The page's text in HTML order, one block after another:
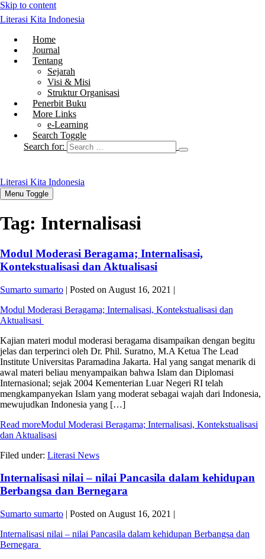
Skip to content
Literasi Kita Indonesia
Home
Journal
Tentang
Sejarah
Visi & Misi
Struktur Organisasi
Penerbit Buku
More Links
e-Learning
Search Toggle
Search for:
Literasi Kita Indonesia
Menu Toggle
Tag: Internalisasi
Modul Moderasi Beragama; Internalisasi,
Kontekstualisasi dan Aktualisasi
Sumarto sumarto | Posted on August 16, 2021 |
Modul Moderasi Beragama; Internalisasi, Kontekstualisasi dan
Aktualisasi
Kajian materi modul moderasi beragama disampaikan dengan begitu
jelas dan terperinci oleh Dr. Phil. Suratno, M.A Ketua The Lead
Institute Universitas Paramadina Jakarta. Hal yang sangat menarik di
awal materi beliau menyampaikan bahwa Islam dan Diplomasi
Internasional; sejak 2004 Kementerian Luar Negeri RI telah
mengkampanyekan Islam yang moderat sebagai wajah dari Indonesia,
mewujudkan Indonesia yang […]
Read moreModul Moderasi Beragama; Internalisasi, Kontekstualisasi
dan Aktualisasi
Filed under: Literasi News
Internalisasi nilai – nilai Pancasila dalam kehidupan
Berbangsa dan Bernegara
Sumarto sumarto | Posted on August 16, 2021 |
Internalisasi nilai – nilai Pancasila dalam kehidupan Berbangsa dan
Bernegara